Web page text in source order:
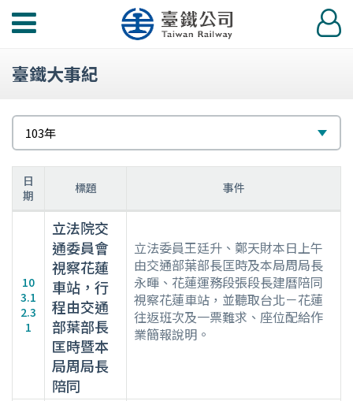
功
選
登
入
臺鐵大事紀
選
103年
紀
要
日
期
標題 事件
10
3.1
2.3
1
立法院交
通委員會
視察花蓮
車站，行
程由交通
部葉部長
匡時暨本
局周局長
陪同
立法委員王廷升、鄭天財本日上午
由交通部葉部長匡時及本局周局長
永暉、花蓮運務段張段長建曆陪同
視察花蓮車站，並聽取台北－花蓮
往返班次及一票難求、座位配給作
業簡報說明。